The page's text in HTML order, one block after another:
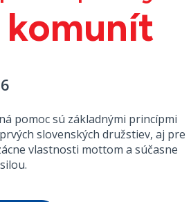
pomoc sú základnými princípmi
slovenských družstiev, aj pre
vlastnosti mottom a súčasne